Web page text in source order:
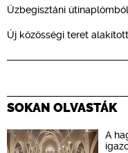
Üzbegisztáni
Új közösségi teret
SOKAN OLVASTÁK
A